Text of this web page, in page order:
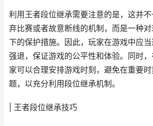
利用王者段位继承需要注意的是，这并
弃比赛或者故意断线的机制，而是一种
下的保护措施。因此，玩家在游戏中应
强退，保证游戏的公平性和体验。同时
家可以合理安排游戏时刻，避免在重要
题，以充分利用段位继承机制。
| 王者段位继承技巧